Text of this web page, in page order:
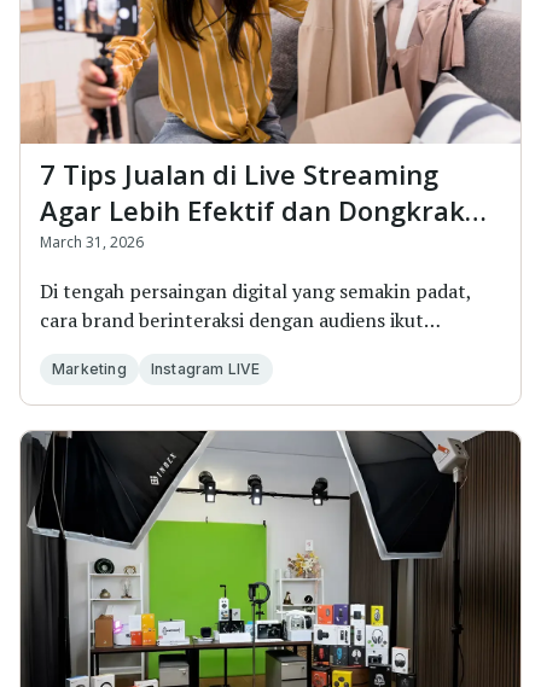
7 Tips Jualan di Live Streaming
Agar Lebih Efektif dan Dongkrak
Penjualan
March 31, 2026
Di tengah persaingan digital yang semakin padat,
cara brand berinteraksi dengan audiens ikut
Marketing Instagram LIVE